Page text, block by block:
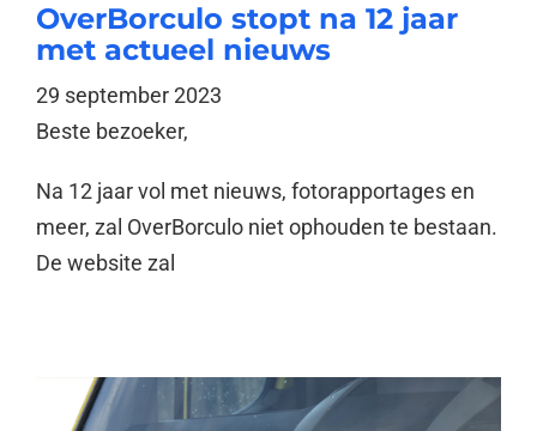
OverBorculo stopt na 12 jaar
met actueel nieuws
29 september 2023
Beste bezoeker,
Na 12 jaar vol met nieuws, fotorapportages en
meer, zal OverBorculo niet ophouden te bestaan.
De website zal